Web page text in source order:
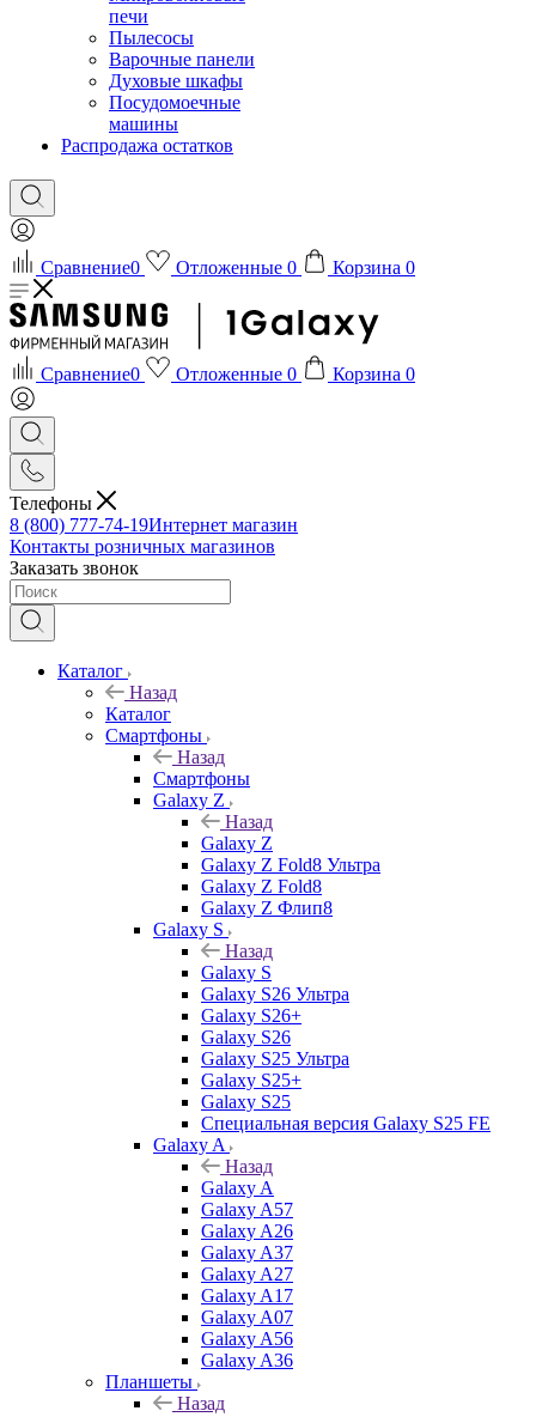
печи
Пылесосы
Варочные панели
Духовые шкафы
Посудомоечные
машины
Распродажа остатков
Сравнение0 Отложенные 0 Корзина 0
Сравнение0 Отложенные 0 Корзина 0
Телефоны
8 (800) 777-74-19Интернет магазин
Контакты розничных магазинов
Заказать звонок
Каталог
Назад
Каталог
Смартфоны
Назад
Смартфоны
Galaxy Z
Назад
Galaxy Z
Galaxy Z Fold8 Ультра
Galaxy Z Fold8
Galaxy Z Флип8
Galaxy S
Назад
Galaxy S
Galaxy S26 Ультра
Galaxy S26+
Galaxy S26
Galaxy S25 Ультра
Galaxy S25+
Galaxy S25
Специальная версия Galaxy S25 FE
Galaxy A
Назад
Galaxy A
Galaxy A57
Galaxy A26
Galaxy A37
Galaxy A27
Galaxy A17
Galaxy A07
Galaxy A56
Galaxy A36
Планшеты
Назад